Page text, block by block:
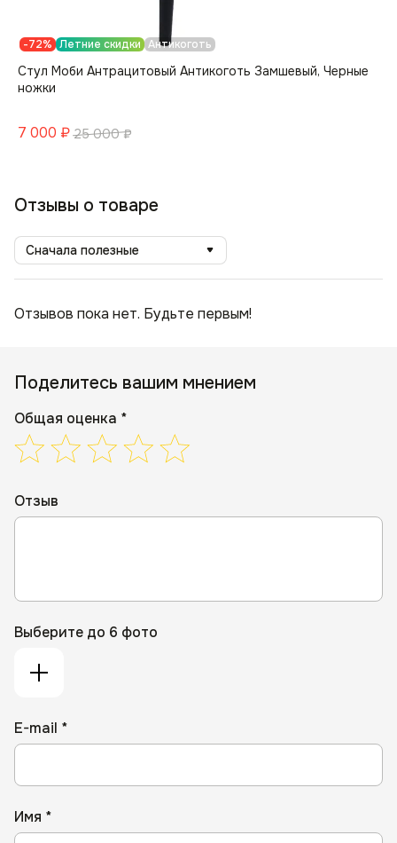
-72% Летние скидки Антикоготь
Стул Моби Антрацитовый Антикоготь Замшевый, Черные
ножки
7 000 ₽ 25 000 ₽
Отзывы о товаре
Сначала полезные
Отзывов пока нет. Будьте первым!
Поделитесь вашим мнением
Общая оценка *
Отзыв
Выберите до 6 фото
E-mail *
Имя *